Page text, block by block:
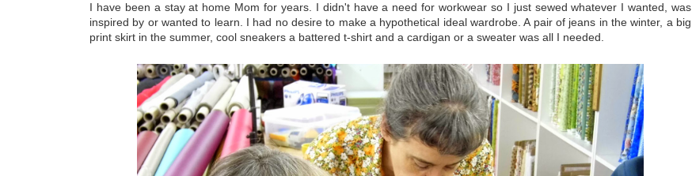
I have been a stay at home Mom for years. I didn't have a need for workwear so I just sewed whatever I wanted, was
inspired by or wanted to learn. I had no desire to make a hypothetical ideal wardrobe. A pair of jeans in the winter, a big
print skirt in the summer, cool sneakers a battered t-shirt and a cardigan or a sweater was all I needed.